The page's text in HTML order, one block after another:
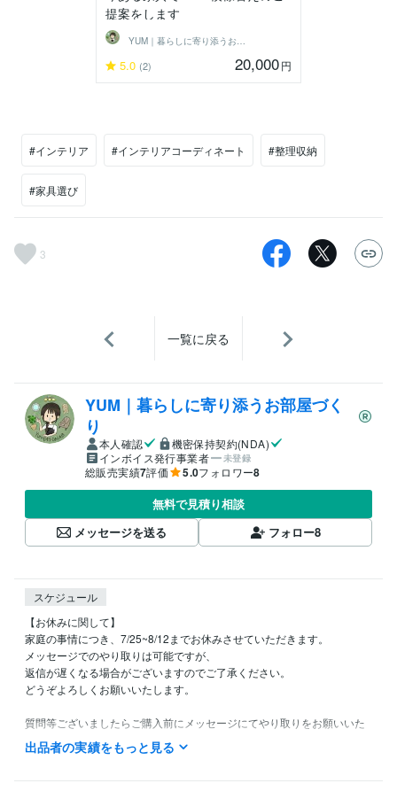
提案をします
5.0 (2) 20,000円
#インテリア #インテリアコーディネート #整理収納
#家具選び
3
一覧に戻る
YUM｜暮らしに寄り添うお部屋づく
り
本人確認
機密保持契約(NDA)
インボイス発行事業者
未登録
総販売実績7評価 5.0フォロワー8
無料で見積り相談
メッセージを送る
フォロー8
スケジュール
【お休みに関して】
家庭の事情につき、7/25~8/12までお休みさせていただきます。
メッセージでのやり取りは可能ですが、
返信が遅くなる場合がございますのでご了承ください。
どうぞよろしくお願いいたします。
質問等ございましたらご購入前にメッセージにてやり取りをお願いいた
します。
出品者の実績をもっと見る